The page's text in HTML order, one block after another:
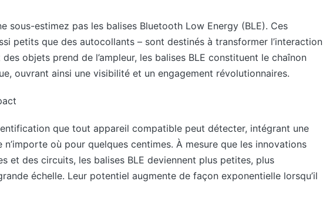
sous-estimez pas les balises Bluetooth Low Energy (BLE). Ces
petits que des autocollants – sont destinés à transformer l’interaction
objets prend de l’ampleur, les balises BLE constituent le chaînon
ouvrant ainsi une visibilité et un engagement révolutionnaires.
que tout appareil compatible peut détecter, intégrant une
où pour quelques centimes. À mesure que les innovations
et des circuits, les balises BLE deviennent plus petites, plus
échelle. Leur potentiel augmente de façon exponentielle lorsqu’il